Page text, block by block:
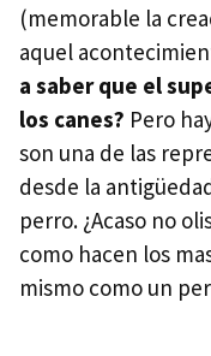
(memorable la
aquel
a saber que el
los canes? Pero
son una de las
desde la
perro. ¿Acaso no
como hacen los
mismo como un